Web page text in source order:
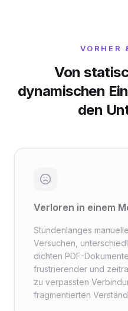
VORHER
Von
dynamischen
den
Verloren in einem
Stundenlanges
Versuchen,
dichten PDF-
frustrierender und
zu verpassten
fragmentierten